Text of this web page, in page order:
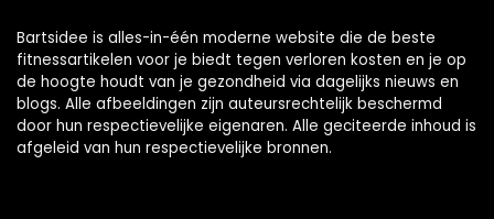
Bartsidee is alles-in-één moderne website die de beste
fitnessartikelen voor je biedt tegen verloren kosten en je op
de hoogte houdt van je gezondheid via dagelijks nieuws en
blogs. Alle afbeeldingen zijn auteursrechtelijk beschermd
door hun respectievelijke eigenaren. Alle geciteerde inhoud is
afgeleid van hun respectievelijke bronnen.